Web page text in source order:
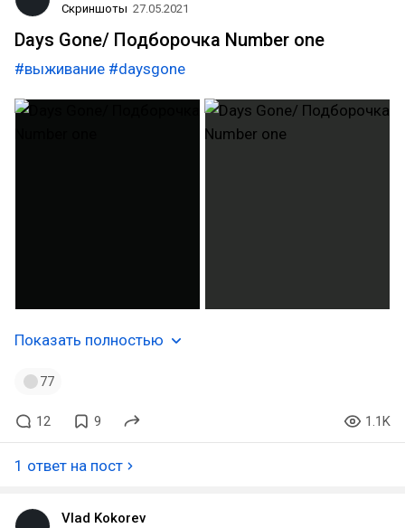
Скриншоты 27.05.2021
Days Gone/ Подборочка Number one
#выживание #daysgone
Показать полностью
77
12 9 1.1K
1 ответ на пост
Vlad Kokorev